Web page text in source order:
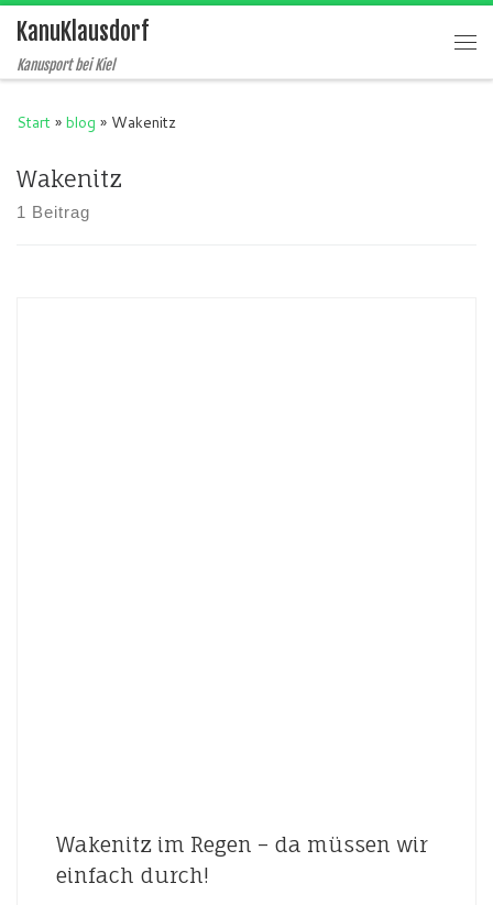
Zum Inhalt springen
KanuKlausdorf
Kanusport bei Kiel
Start » blog » Wakenitz
Wakenitz
1 Beitrag
Wakenitz im Regen – da müssen wir
einfach durch!